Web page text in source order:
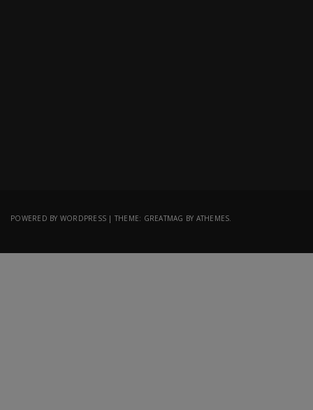
POWERED BY WORDPRESS | THEME: GREATMAG BY ATHEMES.